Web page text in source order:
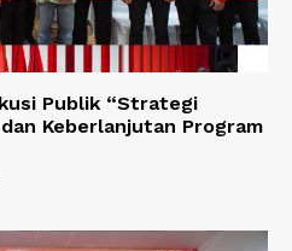
Publik “Strategi
Keberlanjutan Program